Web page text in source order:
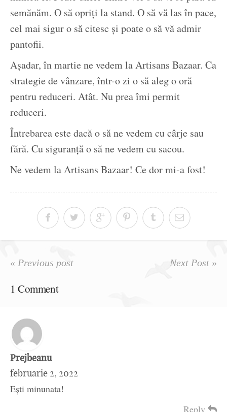
semănăm. O să opriți la stand. O să vă las în pace,
cel mai sigur o să citesc și poate o să vă admir
pantofii.
Așadar, în martie ne vedem la Artisans Bazaar. Ca
strategie de vânzare, într-o zi o să aleg o oră
pentru reduceri. Atât. Nu prea îmi permit
reduceri.
Întrebarea este dacă o să ne vedem cu cârje sau
fără. Cu siguranță o să ne vedem cu sacou.
Ne vedem la Artisans Bazaar! Ce dor mi-a fost!
« Previous post Next Post »
1 Comment
Prejbeanu
februarie 2, 2022
Ești minunata!
Reply